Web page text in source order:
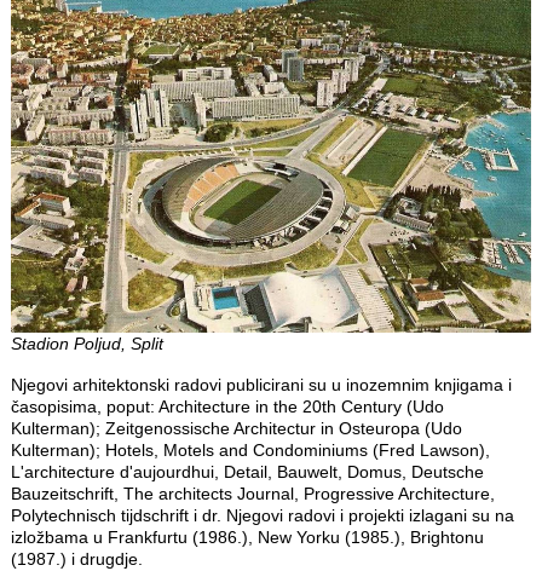
Stadion Poljud, Split
Njegovi arhitektonski radovi publicirani su u inozemnim knjigama i
časopisima, poput: Architecture in the 20th Century (Udo
Kulterman); Zeitgenossische Architectur in Osteuropa (Udo
Kulterman); Hotels, Motels and Condominiums (Fred Lawson),
L'architecture d'aujourdhui, Detail, Bauwelt, Domus, Deutsche
Bauzeitschrift, The architects Journal, Progressive Architecture,
Polytechnisch tijdschrift i dr. Njegovi radovi i projekti izlagani su na
izložbama u Frankfurtu (1986.), New Yorku (1985.), Brightonu
(1987.) i drugdje.